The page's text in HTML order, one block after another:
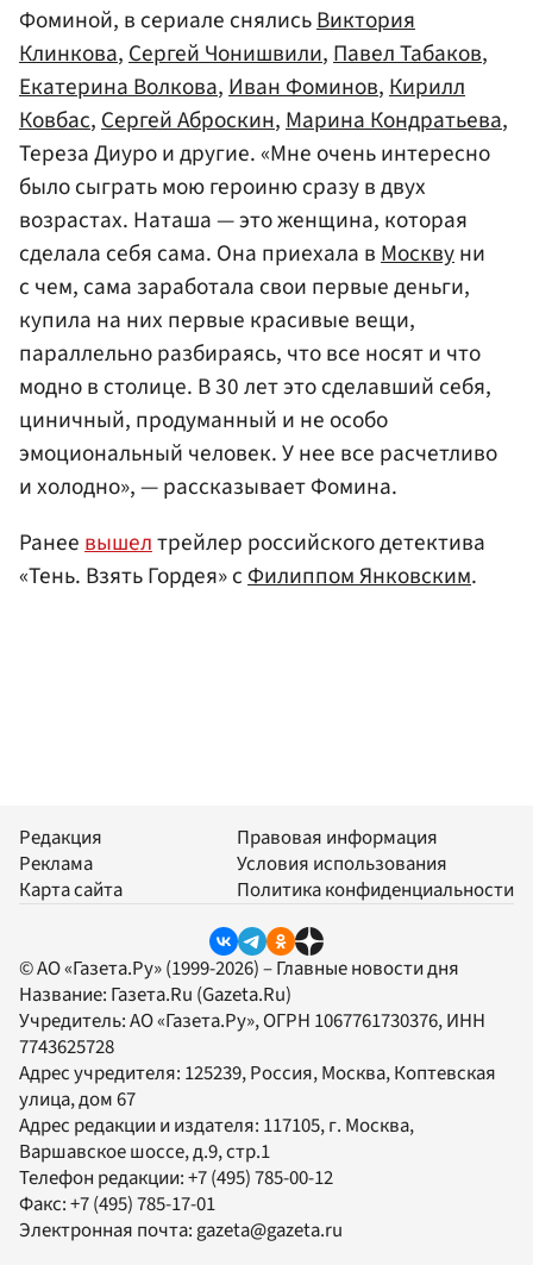
Фоминой, в сериале снялисьВиктория
Клинкова,Сергей Чонишвили,Павел Табаков,
Екатерина Волкова,Иван Фоминов,Кирилл
Ковбас,Сергей Аброскин,Марина Кондратьева,
Тереза Диуро и другие. «Мне очень интересно
было сыграть мою героиню сразу в двух
возрастах. Наташа — это женщина, которая
сделала себя сама. Она приехала вМосквуни
с чем, сама заработала свои первые деньги,
купила на них первые красивые вещи,
параллельно разбираясь, что все носят и что
модно в столице. В 30 лет это сделавший себя,
циничный, продуманный и не особо
эмоциональный человек. У нее все расчетливо
и холодно», — рассказывает Фомина.
Ранеевышелтрейлер российского детектива
«Тень. Взять Гордея» сФилиппом Янковским.
Редакция
Реклама
Карта сайта
Правовая информация
Условия использования
Политика конфиденциальности
© АО «Газета.Ру» (1999-2026) – Главные новости дня
Название: Газета.Ru (Gazeta.Ru)
Учредитель:АО «Газета.Ру», ОГРН 1067761730376, ИНН
7743625728
Адрес учредителя: 125239, Россия, Москва, Коптевская
улица, дом 67
Адрес редакции и издателя: 117105, г. Москва,
Варшавское шоссе, д.9, стр.1
Телефон редакции:+7 (495) 785-00-12
Факс:+7 (495) 785-17-01
Электронная почта:gazeta@gazeta.ru